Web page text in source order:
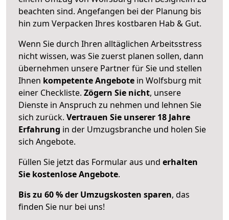
beachten sind. Angefangen bei der Planung bis
hin zum Verpacken Ihres kostbaren Hab & Gut.
Wenn Sie durch Ihren alltäglichen Arbeitsstress
nicht wissen, was Sie zuerst planen sollen, dann
übernehmen unsere Partner für Sie und stellen
Ihnen kompetente Angebote in Wolfsburg mit
einer Checkliste. Zögern Sie nicht, unsere
Dienste in Anspruch zu nehmen und lehnen Sie
sich zurück. Vertrauen Sie unserer 18 Jahre
Erfahrung in der Umzugsbranche und holen Sie
sich Angebote.
Füllen Sie jetzt das Formular aus und erhalten
Sie kostenlose Angebote.
Bis zu 60 % der Umzugskosten sparen, das
finden Sie nur bei uns!